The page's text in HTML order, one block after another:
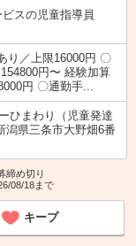
スの児童指導員
り／上限16000円 〇
円〜 経験加算
円 〇通勤手...
ひまわり（児童発達
潟県三条市大野畑6番
締め切り
08/18まで
キープ